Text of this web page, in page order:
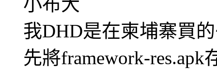
小布大
我DHD是在柬埔寨買
先將framework-res.apk